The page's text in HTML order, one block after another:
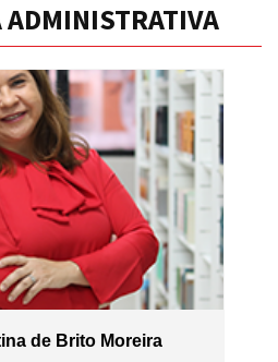
de Brito Moreira